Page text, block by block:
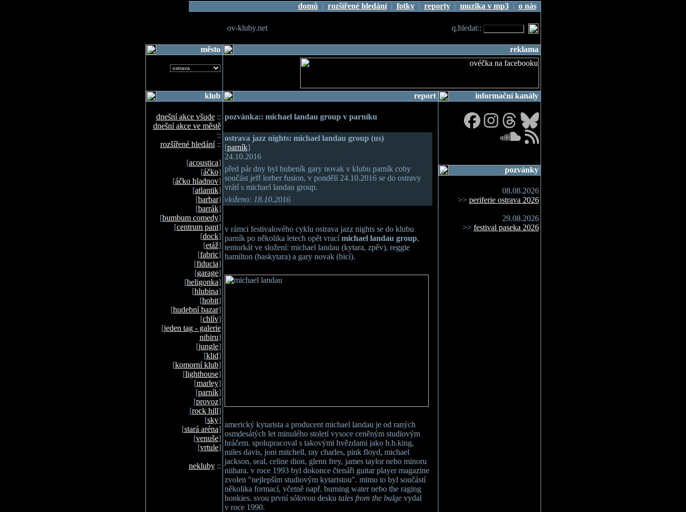
domů | rozšířené hledání| fotky| reporty| muzika v mp3| o nás
ov-kluby.net q.hledat::
město reklama
klub
dnešní akce všude::
dnešní akce ve městě
::
rozšířené hledání::
[acoustica]
[áčko]
[áčko hladnov]
[atlantik]
[barbar]
[barrák]
[bumbum comedy]
[centrum pant]
[dock]
[etáž]
[fabric]
[fiducia]
[garage]
[heligonka]
[hlubina]
[hobit]
[hudební bazar]
[chlív]
[jeden tag - galerie
nibiru]
[jungle]
[klid]
[komorní klub]
[lighthouse]
[marley]
[parník]
[provoz]
[rock hill]
[sky]
[stará aréna]
[venuše]
[vrtule]
nekluby::
report
pozvánka:: michael landau group v parníku
ostrava jazz nights: michael landau group (us)
[parník]
24.10.2016
před pár dny byl bubeník gary novak v klubu parník coby
součást jeff lorber fusion, v pondělí 24.10.2016 se do ostravy
vrátí s michael landau group.
vloženo: 18.10.2016
v rámci festivalového cyklu ostrava jazz nights se do klubu
parník po několika letech opět vracímichael landau group,
tentorkát ve složení: michael landau (kytara, zpěv), reggie
hamilton (baskytara) a gary novak (bicí).
americký kytarista a producent michael landau je od raných
osmdesátých let minulého století vysoce ceněným studiovým
hráčem. spolupracoval s takovými hvězdami jako b.b.king,
miles davis, joni mitchell, ray charles, pink floyd, michael
jackson, seal, celine dion, glenn frey, james taylor nebo minoru
niihara. v roce 1993 byl dokonce čtenáři guitar player magazine
zvolen "nejlepším studiovým kytaristou". mimo to byl součástí
několika formací, včetně např. burning water nebo the raging
honkies. svou první sólovou desku tales from the bulgevydal
v roce 1990.
informační kanály
pozvánky
08.08.2026
>> periferie ostrava 2026
29.08.2026
>> festival paseka 2026